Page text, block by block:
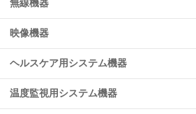
無線機器
映像機器
ヘルスケア用システム機器
温度監視用システム機器